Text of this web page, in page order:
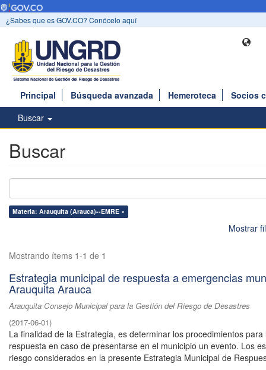
¿Sabes que es GOV.CO? Conócelo aquí
Principal Búsqueda avanzada Hemeroteca
Socios
Buscar
Buscar
Materia: Arauquita (Arauca)--EMRE ×
Mostrar
Mostrando ítems 1-1 de 1
Estrategia municipal de respuesta a emergencias
Arauquita Arauca
Arauquita Consejo Municipal para la Gestión del Riesgo de Desastres
(2017-06-01)
La finalidad de la Estrategia, es determinar los procedimientos para
respuesta en caso de presentarse en el municipio un evento. Los
riesgo considerados en la presente Estrategia Municipal de